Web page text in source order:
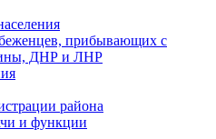
прибывающих с
ДНР и ЛНР
района
и функции